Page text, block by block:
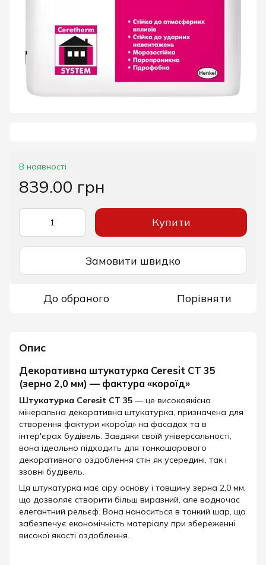
В наявності
839.00 грн
Купити
Замовити швидко
До обраного Порівняти
Опис
Декоративна штукатурка Ceresit CT 35
(зерно 2,0 мм) — фактура «короїд»
Штукатурка Ceresit CT 35 — це високоякісна
мінеральна декоративна штукатурка, призначена для
створення фактури «короїд» на фасадах та в
інтер'єрах будівель. Завдяки своїй універсальності,
вона ідеально підходить для тонкошарового
декоративного оздоблення стін як усередині, так і
ззовні будівель.​
Ця штукатурка має сіру основу і товщину зерна 2,0 мм,
що дозволяє створити більш виразний, але водночас
елегантний рельєф. Вона наноситься в тонкий шар, що
забезпечує економічність матеріалу при збереженні
високої якості оздоблення.​